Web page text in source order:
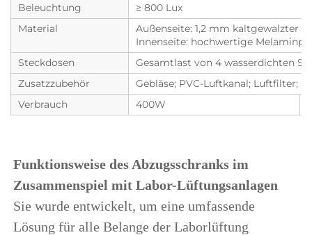
Beleuchtung
≥ 800 Lux
Material
Außenseite: 1,2 mm kaltgewalzter
Innenseite: hochwertige
Steckdosen
Gesamtlast von 4 wasserdichten
Zusatzzubehör
Gebläse; PVC-Luftkanal; Luftfilter;
Verbrauch
400W
Funktionsweise des Abzugsschranks im
Zusammenspiel mit Labor-Lüftungsanlagen
Sie wurde entwickelt, um eine umfassende
Lösung für alle Belange der Laborlüftung